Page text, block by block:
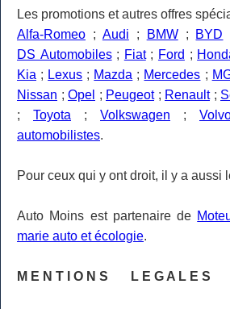
Les promotions et autres offres
Alfa-Romeo ; Audi ; BMW; BYD
DS Automobiles; Fiat; Ford ;
Kia ; Lexus ; Mazda ; Mercedes ;
Nissan ; Opel ; Peugeot; Renault;
; Toyota ; Volkswagen ;
automobilistes.
Pour ceux qui y ont droit, il y a aussi
Auto Moins est partenaire de
marie auto et écologie.
M E N T I O N S L E G A L E S